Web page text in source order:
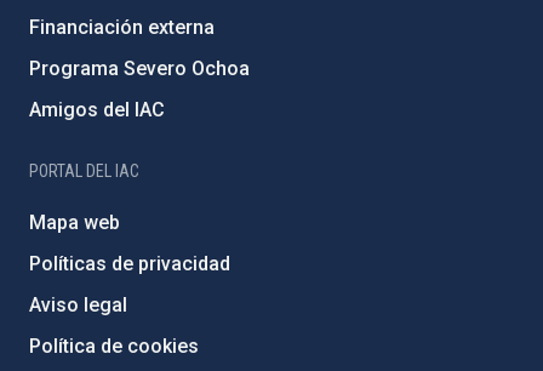
Financiación externa
Programa Severo Ochoa
Amigos del IAC
PORTAL DEL IAC
Mapa web
Políticas de privacidad
Aviso legal
Política de cookies